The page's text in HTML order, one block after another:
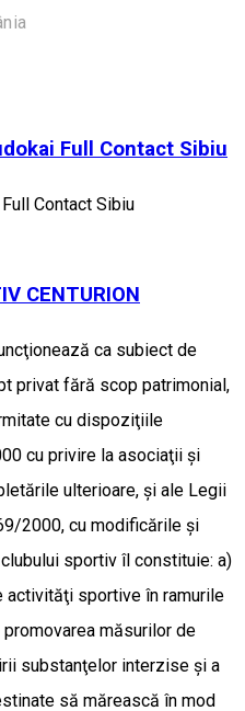
Full Contact Sibiu
Contact Sibiu
CENTURION
ca subiect de
privat fără scop patrimonial,
cu dispoziţiile
cu privire la asociaţii şi
ulterioare, şi ale Legii
2000, cu modificările şi
sportiv îl constituie: a)
activităţi sportive în ramurile
măsurilor de
substanţelor interzise şi a
să mărească în mod